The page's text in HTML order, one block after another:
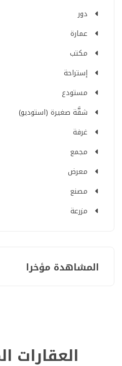
دور
عمارة
مكتب
إستراحة
مستودع
شقَّة صغيرة (استوديو)
غرفة
مجمع
معرض
مصنع
مزرعة
المشاهدة مؤخرا
العقارات